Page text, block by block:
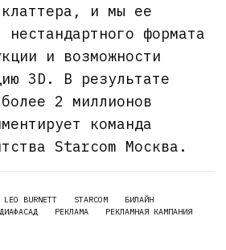
и мы ее
формата
и возможности
3D. В результате
2 миллионов
команда
Starcom Москва.
LEO BURNETT STARCOM
БИЛАЙН
РЕКЛАМА
РЕКЛАМНАЯ КАМПАНИЯ